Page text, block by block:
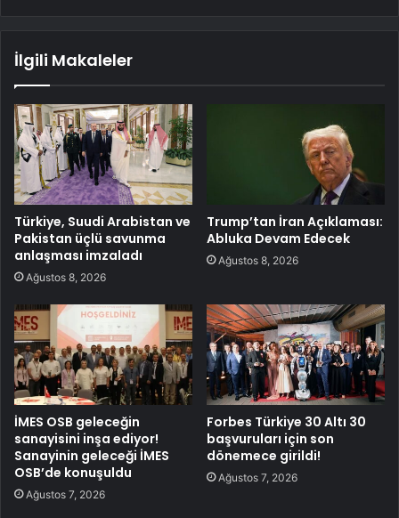
İlgili Makaleler
Türkiye, Suudi Arabistan ve
Pakistan üçlü savunma
anlaşması imzaladı
Ağustos 8, 2026
Trump’tan İran Açıklaması:
Abluka Devam Edecek
Ağustos 8, 2026
İMES OSB geleceğin
sanayisini inşa ediyor!
Sanayinin geleceği İMES
OSB’de konuşuldu
Ağustos 7, 2026
Forbes Türkiye 30 Altı 30
başvuruları için son
dönemece girildi!
Ağustos 7, 2026